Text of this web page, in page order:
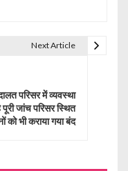
Next Article
परिसर में व्यवस्था
जांच परिसर स्थित
को भी कराया गया बंद